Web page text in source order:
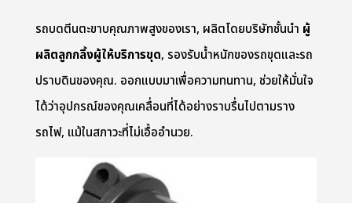
รถบดตีนตะขาบคุณภาพสูงของเรา, ผลิตโดยบริษัทชั้นนำ ผู้
ผลิตลูกกลิ้งผู้ให้บริการขุด, รองรับน้ำหนักของรถขุดและรถ
ปราบดินของคุณ. ออกแบบมาเพื่อความทนทาน, ช่วยให้มั่นใจ
ได้ว่าอุปกรณ์ของคุณเคลื่อนที่ได้อย่างราบรื่นไปตามราง
รถไฟ, แม้ในสภาวะที่ไม่เอื้ออำนวย.